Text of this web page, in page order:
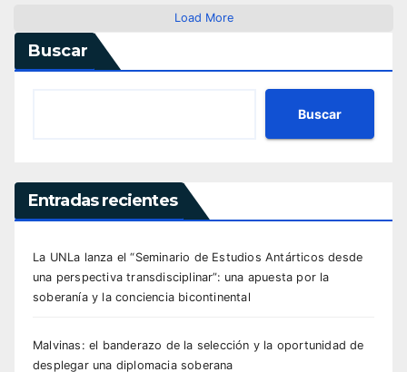
Load More
Buscar
Buscar
Entradas recientes
La UNLa lanza el “Seminario de Estudios Antárticos desde
una perspectiva transdisciplinar”: una apuesta por la
soberanía y la conciencia bicontinental
Malvinas: el banderazo de la selección y la oportunidad de
desplegar una diplomacia soberana